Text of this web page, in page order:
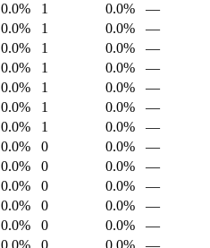
0.0% 1 0.0%
—
0.0% 1 0.0%
—
0.0% 1 0.0%
—
0.0% 1 0.0%
—
0.0% 1 0.0%
—
0.0% 1 0.0%
—
0.0% 1 0.0%
—
0.0% 0 0.0%
—
0.0% 0 0.0%
—
0.0% 0 0.0%
—
0.0% 0 0.0%
—
0.0% 0 0.0%
—